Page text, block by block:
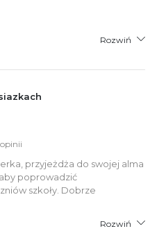
Rozwiń
przyjeżdża do swojej alma
poprowadzić
szkoły. Dobrze
Rozwiń